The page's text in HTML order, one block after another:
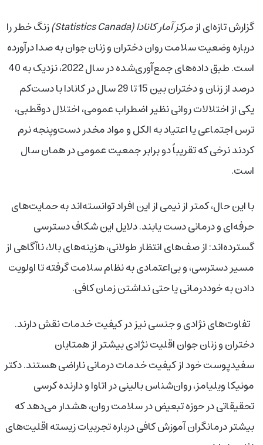
گزارش تازه‌ای ازمرکز آمار کانادا (Statistics Canada)
زنگ خطر را
درباره وضعیت سلامت روان دختران و زنان جوان به صدا درآورده
است. طبق داده‌های جمع‌آوری‌شده در سال 2022، نزدیک به 40
درصد از زنان و دختران بین 15 تا 29 سال در کانادا با دست‌کم
یکی از اختلالات روانی نظیر اضطراب عمومی، اختلال دوقطبی،
ترس اجتماعی یا اعتیاد به الکل و مواد مخدر دست‌وپنجه نرم
کردند نرخی که تقریباً دو برابرجمعیت عمومی در همان سال
است.
با این حال، کمتر از نیمی از این افراد توانسته‌اند به حمایت‌های
حرفه‌ای و درمانی دست یابند. دلایل این شکاف دسترسی
گسترده‌اند: از صف‌های انتظار طولانی، هزینه‌های بالا، ناآگاهی از
مسیر دسترسی، و بی‌اعتمادی به نظام سلامت گرفته تا اولویت
دادن به خوددرمانی یا حتی نداشتن زمان کافی.
تفاوت‌های نژادی و جنسی نیز در کیفیت خدمات نقش دارند.
دختران و زنان جوان اقلیت نژادی بیشتر از همتایان
سفیدپوست خود از کیفیت خدمات درمانی ناراضی هستند. دکتر
مونیکا ویلیامز، روان‌شناس بالینی در اتاوا و دارنده کرسی
تحقیقاتی در حوزه تبعیض در سلامت روان، هشدار می‌دهد که
بیشتر درمانگران آموزش کافی درباره تجربیات زیسته اقلیت‌های